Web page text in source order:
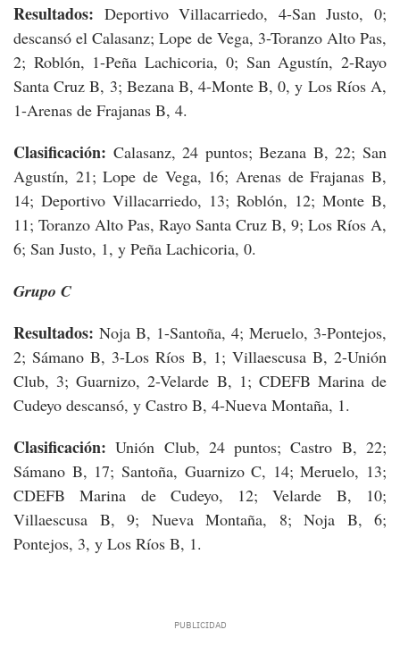
Resultados: Deportivo Villacarriedo, 4-San Justo, 0;
descansó el Calasanz; Lope de Vega, 3-Toranzo Alto Pas,
2; Roblón, 1-Peña Lachicoria, 0; San Agustín, 2-Rayo
Santa Cruz B, 3; Bezana B, 4-Monte B, 0, y Los Ríos A,
1-Arenas de Frajanas B, 4.
Clasificación: Calasanz, 24 puntos; Bezana B, 22; San
Agustín, 21; Lope de Vega, 16; Arenas de Frajanas B,
14; Deportivo Villacarriedo, 13; Roblón, 12; Monte B,
11; Toranzo Alto Pas, Rayo Santa Cruz B, 9; Los Ríos A,
6; San Justo, 1, y Peña Lachicoria, 0.
Grupo C
Resultados: Noja B, 1-Santoña, 4; Meruelo, 3-Pontejos,
2; Sámano B, 3-Los Ríos B, 1; Villaescusa B, 2-Unión
Club, 3; Guarnizo, 2-Velarde B, 1; CDEFB Marina de
Cudeyo descansó, y Castro B, 4-Nueva Montaña, 1.
Clasificación:Unión Club, 24 puntos; Castro B, 22;
Sámano B, 17; Santoña, Guarnizo C, 14; Meruelo, 13;
CDEFB Marina de Cudeyo, 12; Velarde B, 10;
Villaescusa B, 9; Nueva Montaña, 8; Noja B, 6;
Pontejos, 3, y Los Ríos B, 1.